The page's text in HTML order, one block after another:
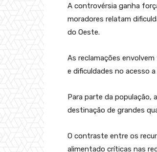
A controvérsia ganha
moradores relatam
do Oeste.
As reclamações
e dificuldades no acesso
Para parte da
destinação de grandes
O contraste entre os
alimentado críticas nas